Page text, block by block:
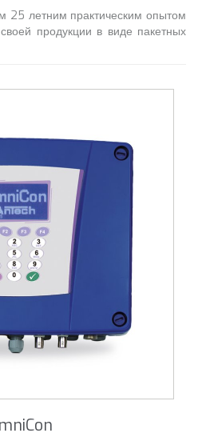
25 летним практическим опытом
продукции в виде пакетных